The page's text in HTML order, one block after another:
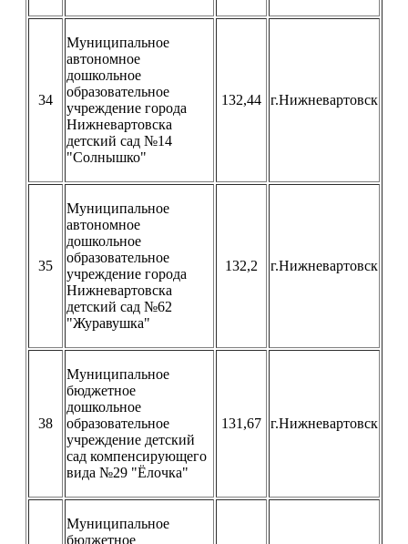
34
Муниципальное
автономное
дошкольное
образовательное
учреждение города
Нижневартовска
детский сад №14
"Солнышко"
132,44 г.Нижневартовск
35
Муниципальное
автономное
дошкольное
образовательное
учреждение города
Нижневартовска
детский сад №62
"Журавушка"
132,2 г.Нижневартовск
38
Муниципальное
бюджетное
дошкольное
образовательное
учреждение детский
сад компенсирующего
вида №29 "Ёлочка"
131,67 г.Нижневартовск
Муниципальное
бюджетное